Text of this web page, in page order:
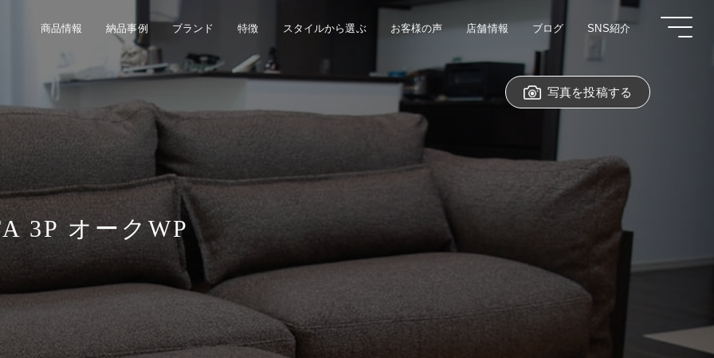
商品情報 納品事例 ブランド 特徴 スタイルから選ぶ お客様の声 店舗情報 ブログ SNS紹介
3P オークWP
写真を投稿する